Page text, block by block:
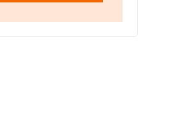
de euros y se calcula